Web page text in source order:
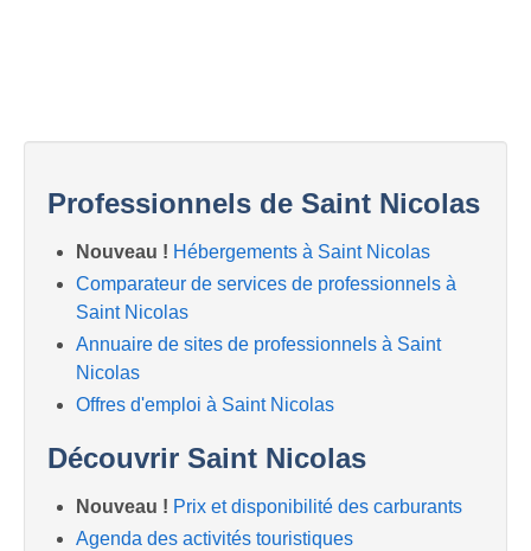
Professionnels de Saint Nicolas
Nouveau ! Hébergements à Saint Nicolas
Comparateur de services de professionnels à
Saint Nicolas
Annuaire de sites de professionnels à Saint
Nicolas
Offres d'emploi à Saint Nicolas
Découvrir Saint Nicolas
Nouveau ! Prix et disponibilité des carburants
Agenda des activités touristiques